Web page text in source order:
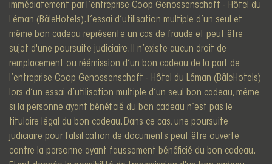
immédiatement par l’entreprise Coop Genossenschaft - Hôtel du
Léman (BâleHotels). L’essai d’utilisation multiple d’un seul et
même bon cadeau représente un cas de fraude et peut être
sujet d'une poursuite judiciaire. Il n’existe aucun droit de
remplacement ou réémission d’un bon cadeau de la part de
l’entreprise Coop Genossenschaft - Hôtel du Léman (BâleHotels)
lors d’un essai d’utilisation multiple d’un seul bon cadeau, même
si la personne ayant bénéficié du bon cadeau n’est pas le
titulaire légal du bon cadeau. Dans ce cas, une poursuite
judiciaire pour falsification de documents peut être ouverte
contre la personne ayant faussement bénéficié du bon cadeau.